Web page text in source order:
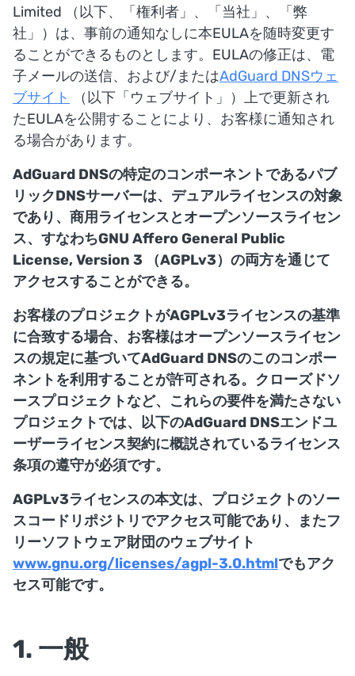
Limited （以下、「権利者」、「当社」、「弊
社」）は、事前の通知なしに本EULAを随時変更す
ることができるものとします。EULAの修正は、電
子メールの送信、および/またはAdGuard DNSウェ
ブサイト
（以下「ウェブサイト」）上で更新され
たEULAを公開することにより、お客様に通知され
る場合があります。
AdGuard DNSの特定のコンポーネントであるパブ
リックDNSサーバーは、デュアルライセンスの対象
であり、商用ライセンスとオープンソースライセン
ス、すなわちGNU Affero General Public
License, Version 3 （AGPLv3）の両方を通じて
アクセスすることができる。
お客様のプロジェクトがAGPLv3ライセンスの基準
に合致する場合、お客様はオープンソースライセン
スの規定に基づいてAdGuard DNSのこのコンポー
ネントを利用することが許可される。クローズドソ
ースプロジェクトなど、これらの要件を満たさない
プロジェクトでは、以下のAdGuard DNSエンドユ
ーザーライセンス契約に概説されているライセンス
条項の遵守が必須です。
AGPLv3ライセンスの本文は、プロジェクトのソー
スコードリポジトリでアクセス可能であり、またフ
リーソフトウェア財団のウェブサイト
www.gnu.org/licenses/agpl-3.0.htmlでもアク
セス可能です。
1. 一般